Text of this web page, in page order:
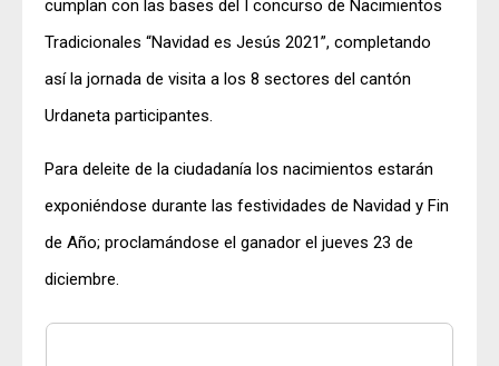
cumplan con las bases del I concurso de Nacimientos
Tradicionales “Navidad es Jesús 2021”, completando
así la jornada de visita a los 8 sectores del cantón
Urdaneta participantes.
Para deleite de la ciudadanía los nacimientos estarán
exponiéndose durante las festividades de Navidad y Fin
de Año; proclamándose el ganador el jueves 23 de
diciembre.